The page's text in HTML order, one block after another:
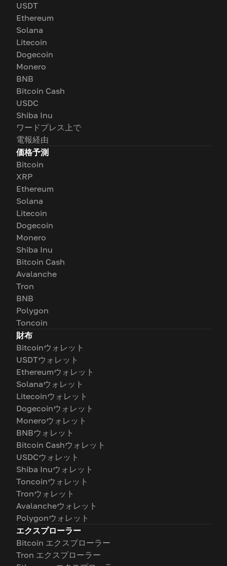
USDT
Ethereum
Solana
Litecoin
Dogecoin
Monero
BNB
Bitcoin Cash
USDC
Shiba Inu
ワードプレス上で
電報経由
価格予測
Bitcoin
XRP
Ethereum
Solana
Litecoin
Dogecoin
Monero
Shiba Inu
Bitcoin Cash
Avalanche
Tron
BNB
Polygon
Toncoin
財布
Bitcoinウォレット
USDTウォレット
Ethereumウォレット
Solanaウォレット
Litecoinウォレット
Dogecoinウォレット
Moneroウォレット
BNBウォレット
Bitcoin Cashウォレット
USDCウォレット
Shiba Inuウォレット
Toncoinウォレット
Tronウォレット
Avalancheウォレット
Polygonウォレット
エクスプローラー
Bitcoin エクスプローラー
Tron エクスプローラー